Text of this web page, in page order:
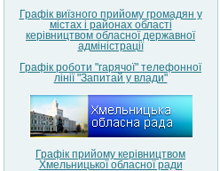
Графік виїзного прийому громадян у
містах і районах області
керівництвом обласної державної
адміністрації
Графік роботи "гарячої" телефонної
лінії "Запитай у влади"
Графік прийому керівництвом
Хмельницької обласної ради